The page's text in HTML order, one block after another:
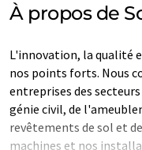
À propos de
L'innovation, la qualité
nos points forts. Nous
entreprises des
génie civil, de
revêtements de sol et
machines et nos